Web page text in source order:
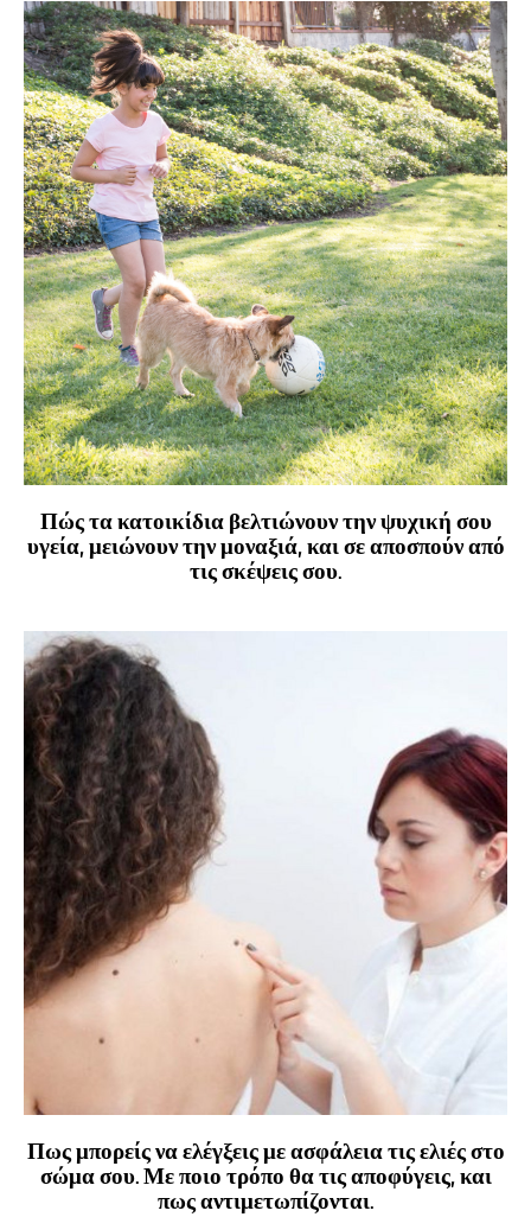
Πώς τα κατοικίδια βελτιώνουν την ψυχική σου
υγεία, μειώνουν την μοναξιά, και σε αποσπούν από
τις σκέψεις σου.
Πως μπορείς να ελέγξεις με ασφάλεια τις ελιές στο
σώμα σου. Με ποιο τρόπο θα τις αποφύγεις, και
πως αντιμετωπίζονται.